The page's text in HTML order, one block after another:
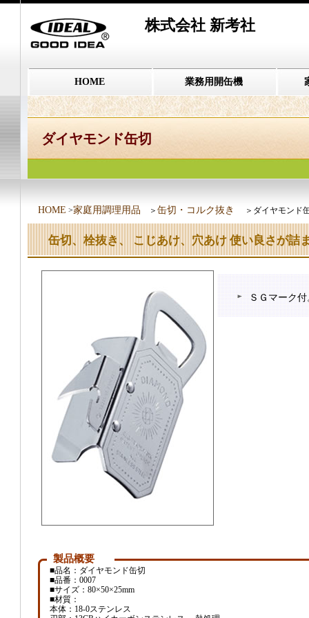
株式会社 新考社
HOME 業務用開缶機
ダイヤモンド缶切
HOME >家庭用調理用品 ＞ 缶切・コルク抜き ＞ダイヤモンド
缶切、栓抜き、 こじあけ、穴あけ 使い良さが詰
ＳＧマーク付
製品概要
■品名：ダイヤモンド缶切
■品番：0007
■サイズ：80×50×25mm
■材質：
本体：18-0ステンレス